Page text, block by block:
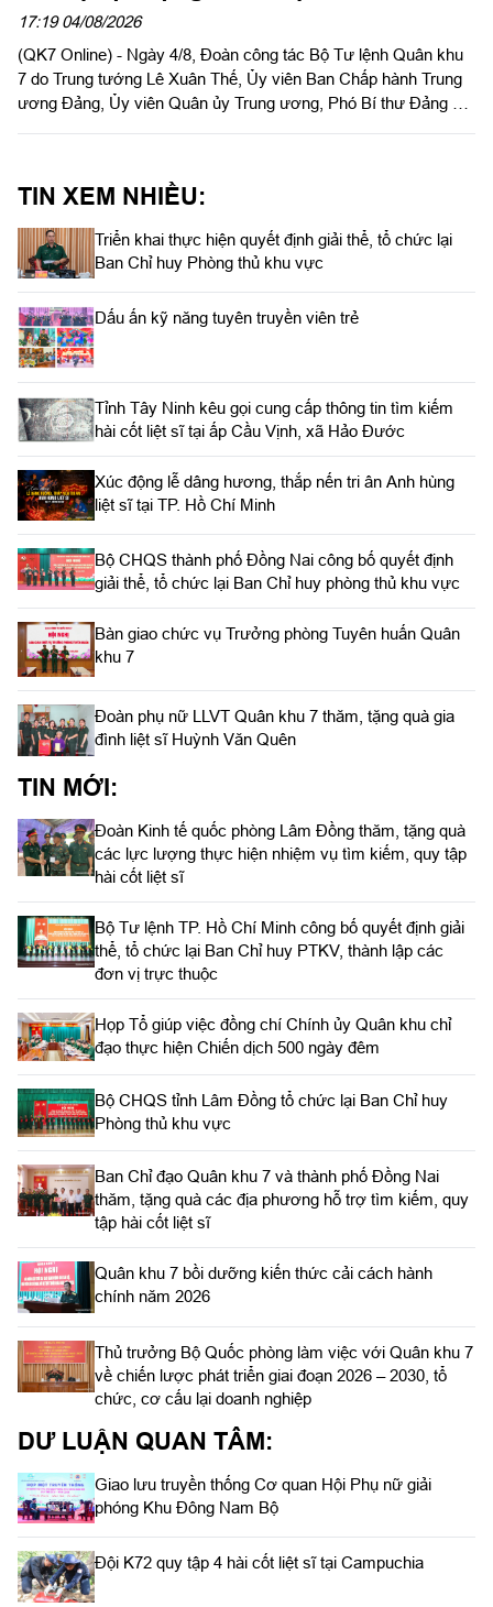
thành lập Quân khu
17:19 04/08/2026
(QK7 Online) - Ngày 4/8, Đoàn công tác Bộ Tư lệnh Quân khu
7 do Trung tướng Lê Xuân Thế, Ủy viên Ban Chấp hành Trung
ương Đảng, Ủy viên Quân ủy Trung ương, Phó Bí thư Đảng ủy,
sử nơi thành lập LLVT Quân khu 7 tại xã Đức Huệ, tỉnh Tây
Ninh. Đồng chí Lê Văn Hẳn, Phó Bí thư Tỉnh uỷ, Chủ tịch
UBND tỉnh Tây Ninh tiếp và làm việc với đoàn.
TIN XEM NHIỀU:
Triển khai thực hiện quyết định giải thể, tổ chức lại
Ban Chỉ huy Phòng thủ khu vực
Dấu ấn kỹ năng tuyên truyền viên trẻ
Tỉnh Tây Ninh kêu gọi cung cấp thông tin tìm kiếm
hài cốt liệt sĩ tại ấp Cầu Vịnh, xã Hảo Đước
Xúc động lễ dâng hương, thắp nến tri ân Anh hùng
liệt sĩ tại TP. Hồ Chí Minh
Bộ CHQS thành phố Đồng Nai công bố quyết định
giải thể, tổ chức lại Ban Chỉ huy phòng thủ khu vực
Bàn giao chức vụ Trưởng phòng Tuyên huấn Quân
khu 7
Đoàn phụ nữ LLVT Quân khu 7 thăm, tặng quà gia
đình liệt sĩ Huỳnh Văn Quên
TIN MỚI:
Đoàn Kinh tế quốc phòng Lâm Đồng thăm, tặng quà
các lực lượng thực hiện nhiệm vụ tìm kiếm, quy tập
hài cốt liệt sĩ
Bộ Tư lệnh TP. Hồ Chí Minh công bố quyết định giải
thể, tổ chức lại Ban Chỉ huy PTKV, thành lập các
đơn vị trực thuộc
Họp Tổ giúp việc đồng chí Chính ủy Quân khu chỉ
đạo thực hiện Chiến dịch 500 ngày đêm
Bộ CHQS tỉnh Lâm Đồng tổ chức lại Ban Chỉ huy
Phòng thủ khu vực
Ban Chỉ đạo Quân khu 7 và thành phố Đồng Nai
thăm, tặng quà các địa phương hỗ trợ tìm kiếm, quy
tập hài cốt liệt sĩ
Quân khu 7 bồi dưỡng kiến thức cải cách hành
chính năm 2026
Thủ trưởng Bộ Quốc phòng làm việc với Quân khu 7
về chiến lược phát triển giai đoạn 2026 – 2030, tổ
chức, cơ cấu lại doanh nghiệp
DƯ LUẬN QUAN TÂM:
Giao lưu truyền thống Cơ quan Hội Phụ nữ giải
phóng Khu Đông Nam Bộ
Đội K72 quy tập 4 hài cốt liệt sĩ tại Campuchia